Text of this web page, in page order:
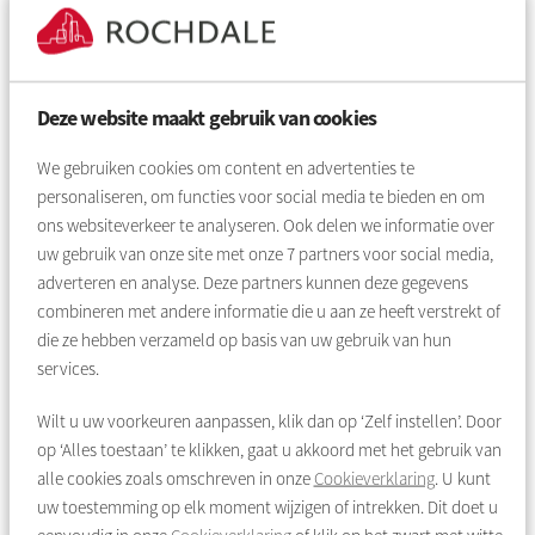
Deze website maakt gebruik van cookies
We gebruiken cookies om content en advertenties te
personaliseren, om functies voor social media te bieden en om
ons websiteverkeer te analyseren. Ook delen we informatie over
uw gebruik van onze site met onze7 partners voor social media,
adverteren en analyse. Deze partners kunnen deze gegevens
combineren met andere informatie die u aan ze heeft verstrekt of
die ze hebben verzameld op basis van uw gebruik van hun
services.
Wilt u uw voorkeuren aanpassen, klik dan op ‘Zelf instellen’. Door
op ‘Alles toestaan’ te klikken, gaat u akkoord met het gebruik van
alle cookies zoals omschreven in onze Cookieverklaring. U kunt
uw toestemming op elk moment wijzigen of intrekken. Dit doet u
Informatie over Staal Fock
Terug naar overzicht
Contact